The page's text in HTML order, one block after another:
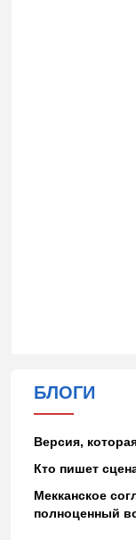
БЛОГИ
Версия,
Кто пишет
Мекканское
полноценный